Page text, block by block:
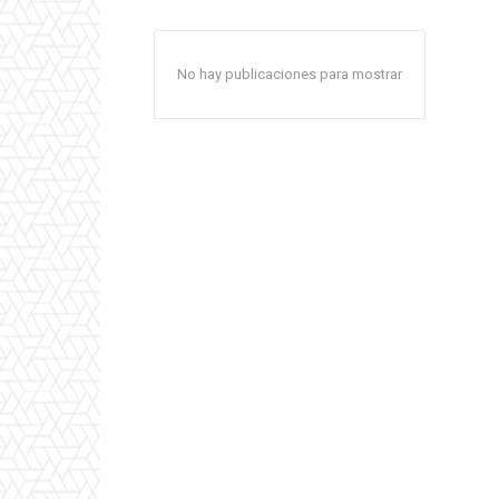
No hay publicaciones para mostrar